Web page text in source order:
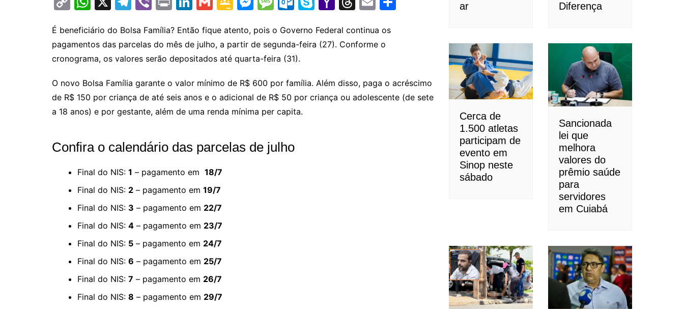
p
y
Li
n
k
at
s
A
p
p
e
gr
a
m
er t
k
e
dI
n
ai
l
o
gl
e
Cl
a
s
o
s
s
e
n
g
er
s
s
a
g
e
lo
o
k.
c
o
m
y
p
h
o
M
ai
e
a
s
ai
l
É beneficiário do Bolsa Família? Então fique atento, pois o Governo Federal continua os
pagamentos das parcelas do mês de julho, a partir de segunda-feira (27). Conforme o
cronograma, os valores serão depositados até quarta-feira (31).
O novo Bolsa Família garante o valor mínimo de R$ 600 por família. Além disso, paga o acréscimo
de R$ 150 por criança de até seis anos e o adicional de R$ 50 por criança ou adolescente (de sete
a 18 anos) e por gestante, além de uma renda mínima per capita.
Confira o calendário das parcelas de julho
Final do NIS: 1 – pagamento em 18/7
Final do NIS: 2 – pagamento em 19/7
Final do NIS: 3 – pagamento em 22/7
Final do NIS: 4 – pagamento em 23/7
Final do NIS: 5 – pagamento em 24/7
Final do NIS: 6 – pagamento em 25/7
Final do NIS: 7 – pagamento em 26/7
Final do NIS: 8 – pagamento em 29/7
ar Diferença
Cerca de
1.500 atletas
participam de
evento em
Sinop neste
sábado
Sancionada
lei que
melhora
valores do
prêmio saúde
para
servidores
em Cuiabá